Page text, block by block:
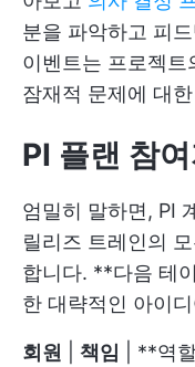
분을 파악하고 피
이벤트는 프로젝트
잠재적 문제에 대
PI 플랜 참
엄밀히 말하면, PI
릴리즈 트레인의
합니다. **다음 테
한 대략적인 아이
회원 책임 | **역